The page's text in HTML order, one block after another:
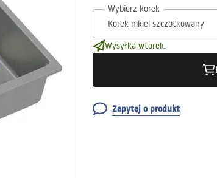
Wybierz korek
Wysyłka wtorek.
Zapytaj o produkt